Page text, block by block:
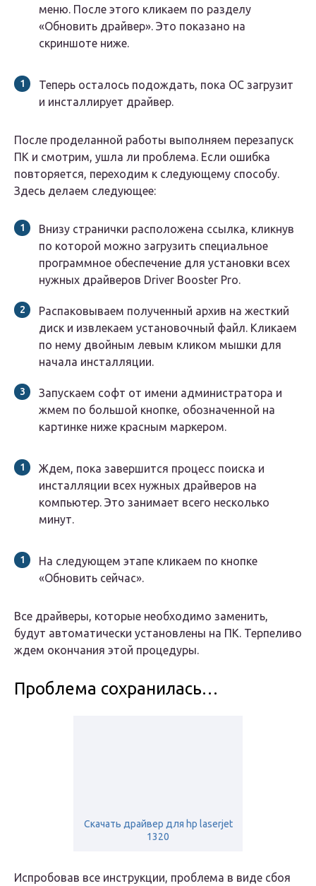
меню. После этого кликаем по разделу
«Обновить драйвер». Это показано на
скриншоте ниже.
Теперь осталось подождать, пока ОС загрузит
и инсталлирует драйвер.
После проделанной работы выполняем перезапуск
ПК и смотрим, ушла ли проблема. Если ошибка
повторяется, переходим к следующему способу.
Здесь делаем следующее:
Внизу странички расположена ссылка, кликнув
по которой можно загрузить специальное
программное обеспечение для установки всех
нужных драйверов Driver Booster Pro.
Распаковываем полученный архив на жесткий
диск и извлекаем установочный файл. Кликаем
по нему двойным левым кликом мышки для
начала инсталляции.
Запускаем софт от имени администратора и
жмем по большой кнопке, обозначенной на
картинке ниже красным маркером.
Ждем, пока завершится процесс поиска и
инсталляции всех нужных драйверов на
компьютер. Это занимает всего несколько
минут.
На следующем этапе кликаем по кнопке
«Обновить сейчас».
Все драйверы, которые необходимо заменить,
будут автоматически установлены на ПК. Терпеливо
ждем окончания этой процедуры.
Проблема сохранилась…
Скачать драйвер для hp laserjet
1320
Испробовав все инструкции, проблема в виде сбоя